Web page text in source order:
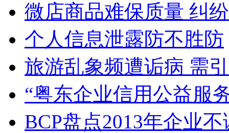
微店商品难保质量 纠
个人信息泄露防不胜防
旅游乱象频遭诟病 需
“粤东企业信用公益服
BCP盘点2013年企业